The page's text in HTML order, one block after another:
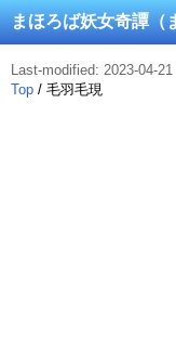
まほろば妖女奇譚（
Last-modified: 2023-04-
Top / 毛羽毛現